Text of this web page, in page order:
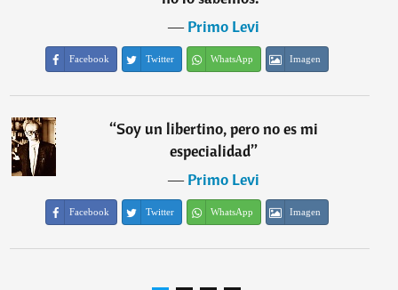
―Primo Levi
Facebook Twitter WhatsApp Imagen
“Soy un libertino, pero no es mi
especialidad”
―Primo Levi
Facebook Twitter WhatsApp Imagen